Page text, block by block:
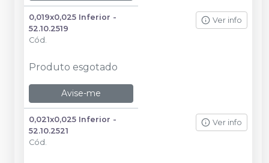
0,019x0,025 Inferior -
52.10.2519
Cód.
Ver info
Produto esgotado
Avise-me
0,021x0,025 Inferior -
52.10.2521
Cód.
Ver info